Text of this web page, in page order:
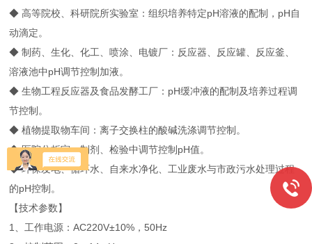
◆ 高等院校、科研院所实验室：组织培养特定pH溶液的配制，pH自
动滴定。
◆ 制药、生化、化工、喷涂、电镀厂：反应器、反应罐、反应釜、
溶液池中pH调节控制加液。
◆ 生物工程反应器及食品发酵工厂：pH缓冲液的配制及培养过程调
节控制。
◆ 植物提取物车间：离子交换柱的酸碱洗涤调节控制。
◆ 医院分析室：制剂、检验中调节控制pH值。
◆ 环保发电、循环水、自来水净化、工业废水与市政污水处理过程
的pH控制。
【技术参数】
1、工作电源：AC220V±10%，50Hz